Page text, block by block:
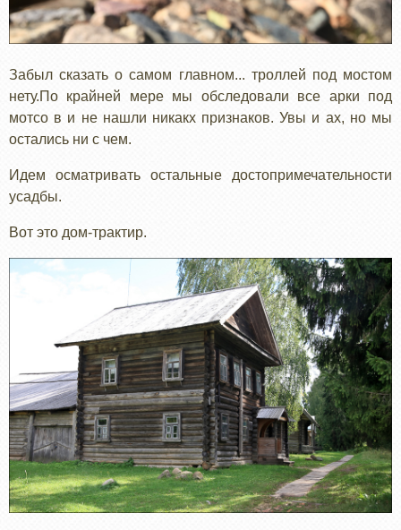
Забыл сказать о самом главном... троллей под мостом
нету.По крайней мере мы обследовали все арки под
мотсо в и не нашли никакх признаков. Увы и ах, но мы
остались ни с чем.
Идем осматривать остальные достопримечательности
усадбы.
Вот это дом-трактир.